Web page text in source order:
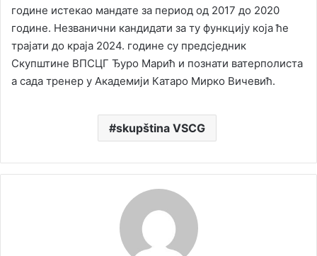
године истекао мандате за период од 2017 до 2020
године. Незванични кандидати за ту функцију која ће
трајати до краја 2024. године су предсједник
Скупштине ВПСЦГ Ђуро Марић и познати ватерполиста
а сада тренер у Академији Катаро Мирко Вичевић.
skupština VSCG